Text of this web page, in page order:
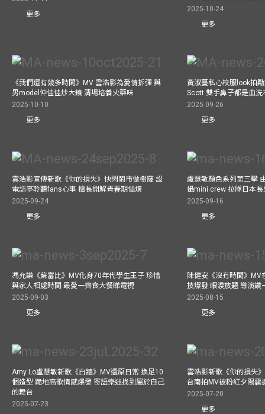
更多
2025-10-24
更多
《我們還有幾多時間》MV 雲浩影為愛情拆彈 與
男model仲佳佳炒大鑊 清場培養火藥味
2025-10-10
更多
黃淑蔓私心校服look拍
Scott 雙手鼻子都是血洗
2025-09-26
更多
雲浩影宣傳新歌《你的損失》快閃鬧市做樹窿 設
電話亭聆聽fans心事 擅長開解青春期惱煩
2025-09-24
更多
盧慧敏顏色系列第三擊
攝mini crew 拉隊日本長
2025-09-16
更多
馮允謙《蘇富比》MV化身70年代學生王子 珍惜
與家人相處時間 最愛一齊食大餐睇電視
2025-09-03
更多
陳健安《沒有時間》MV
技爆發 眼淚放題 導演
2025-08-15
更多
Amy Lo盧慧敏新歌《白牆》MV還原日常 換足10
個造型 跪地高歌情感爆發 寄語樂迷找到屬於自己
的舞台
2025-07-23
雲浩影新歌《你的損失
台南拍MV被粉紅夕陽震
2025-07-20
更多